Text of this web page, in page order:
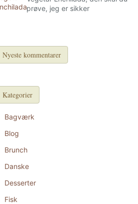
prøve, jeg er sikker
Nyeste kommentarer
Kategorier
Bagværk
Blog
Brunch
Danske
Desserter
Fisk